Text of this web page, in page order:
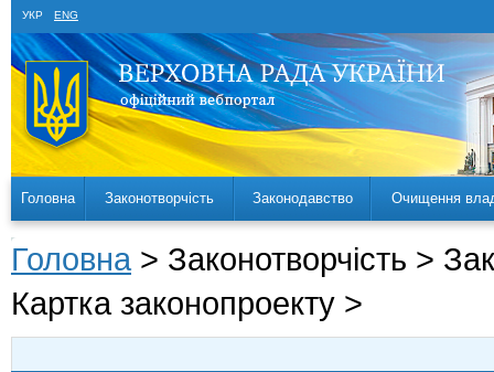
УКР ENG
Головна Законотворчість Законодавство Очищення
Головна > Законотворчість >
Картка законопроекту >